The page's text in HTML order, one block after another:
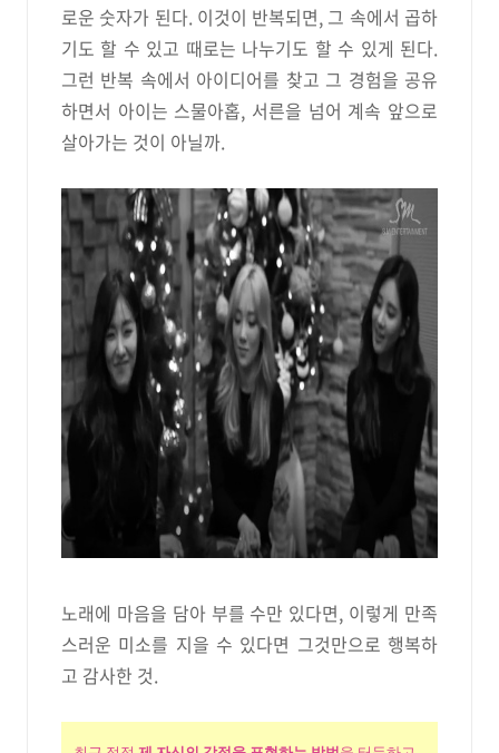
로운 숫자가 된다. 이것이 반복되면, 그 속에서 곱하
기도 할 수 있고 때로는 나누기도 할 수 있게 된다.
그런 반복 속에서 아이디어를 찾고 그 경험을 공유
하면서 아이는 스물아홉, 서른을 넘어 계속 앞으로
살아가는 것이 아닐까.
노래에 마음을 담아 부를 수만 있다면, 이렇게 만족
스러운 미소를 지을 수 있다면 그것만으로 행복하
고 감사한 것.